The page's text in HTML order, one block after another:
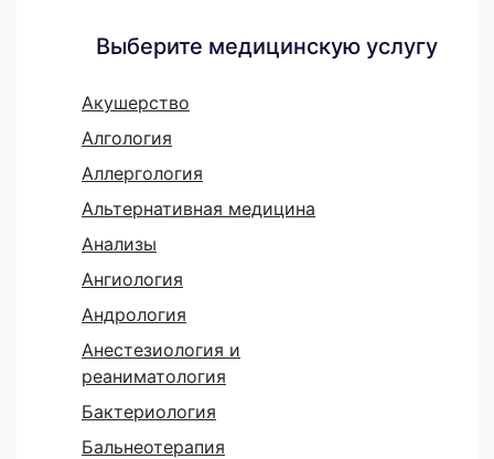
Выберите медицинскую услугу
Акушерство
Алгология
Аллергология
Альтернативная медицина
Анализы
Ангиология
Андрология
Анестезиология и
реаниматология
Бактериология
Бальнеотерапия